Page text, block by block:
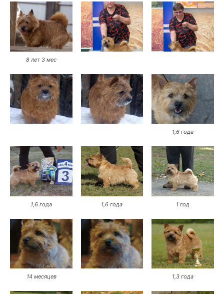
8 лет 3 мес
1,6 года
1,6 года 1,6 года 1 год
14 месяцев 1,3 года